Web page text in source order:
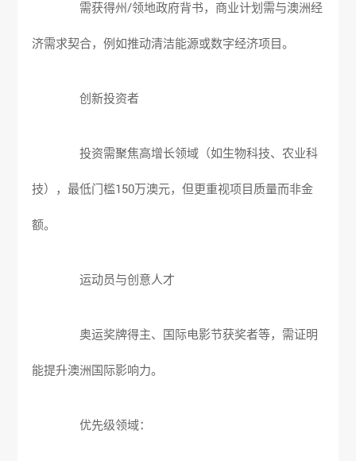
需获得州/领地政府背书，商业计划需与澳洲经
济需求契合，例如推动清洁能源或数字经济项目。
创新投资者
投资需聚焦高增长领域（如生物科技、农业科
技），最低门槛150万澳元，但更重视项目质量而非金
额。
运动员与创意人才
奥运奖牌得主、国际电影节获奖者等，需证明
能提升澳洲国际影响力。
优先级领域：